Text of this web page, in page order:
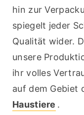
hin zur
spiegelt jeder
Qualität wider.
unsere
ihr volles
auf dem Gebiet
Haustiere .